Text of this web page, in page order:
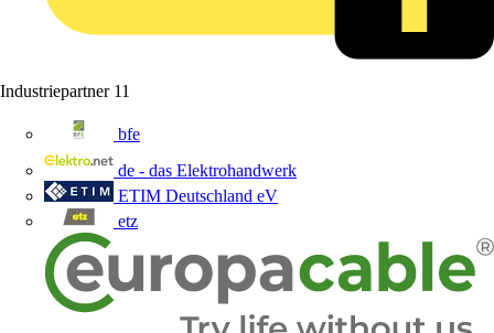
Industriepartner 11
bfe
de - das Elektrohandwerk
ETIM Deutschland eV
etz